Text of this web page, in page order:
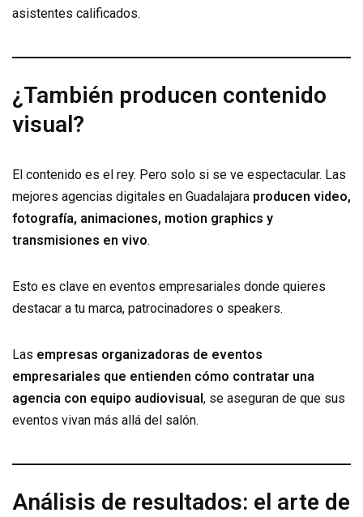
asistentes calificados.
¿También producen contenido
visual?
El contenido es el rey. Pero solo si se ve espectacular. Las
mejores agencias digitales en Guadalajara producen video,
fotografía, animaciones, motion graphics y
transmisiones en vivo.
Esto es clave en eventos empresariales donde quieres
destacar a tu marca, patrocinadores o speakers.
Las empresas organizadoras de eventos
empresariales que entienden cómo contratar una
agencia con equipo audiovisual, se aseguran de que sus
eventos vivan más allá del salón.
Análisis de resultados: el arte de